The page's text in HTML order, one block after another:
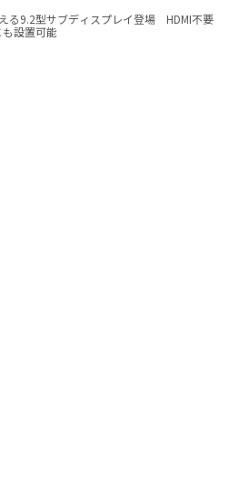
る9.2型サブディスプレイ登場 HDMI不要
設置可能